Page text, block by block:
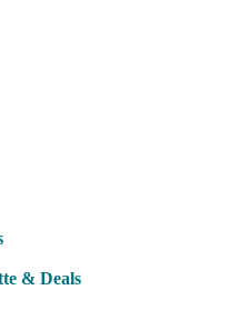
& Deals